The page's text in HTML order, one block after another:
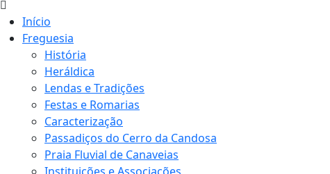
Início
Freguesia
História
Heráldica
Lendas e Tradições
Festas e Romarias
Caracterização
Passadiços do Cerro da Candosa
Praia Fluvial de Canaveias